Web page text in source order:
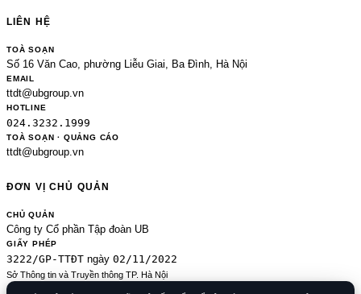
LIÊN HỆ
TOÀ SOẠN
Số 16 Văn Cao, phường Liễu Giai, Ba Đình, Hà Nội
EMAIL
ttdt@ubgroup.vn
HOTLINE
024.3232.1999
TOÀ SOẠN · QUẢNG CÁO
ttdt@ubgroup.vn
ĐƠN VỊ CHỦ QUẢN
CHỦ QUẢN
Công ty Cổ phần Tập đoàn UB
GIẤY PHÉP
3222/GP-TTĐT ngày 02/11/2022
Sở Thông tin và Truyền thông TP. Hà Nội
Sửa đổi của 2489/GP-TTĐT ngày 24/8/2020